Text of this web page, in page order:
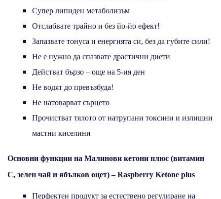
Супер липиден метаболизъм
Отслабвате трайно и без йо-йо ефект!
Запазвате тонуса и енергията си, без да губите сили!
Не е нужно да спазвате драстични диети
Действат бързо – още на 5-ия ден
Не водят до превъзбуда!
Не натоварват сърцето
Прочистват тялото от натрупани токсини и излишни
мастни киселини
Основни функции на Малинови кетони плюс (витамин
С, зелен чай и ябълков оцет) – Raspberry Ketone plus
Перфектен продукт за естествено регулиране на